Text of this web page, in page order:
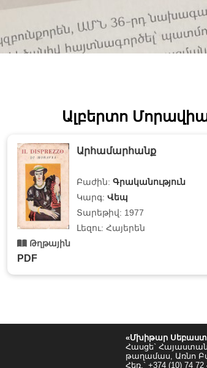
Ալբերտո
Արհամարհանք
Բաժին: Գրականություն
Կարգ: Վեպ
Տարեթիվ: 1977
Լեզու: Հայերեն
Թղթային
PDF
«Մխիթար
Հասցե`
թաղամաս, Առնո
Հեռ.` +374 (10) 74 72